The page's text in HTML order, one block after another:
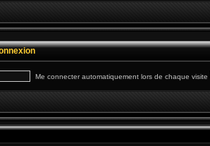
Me connecter automatiquement lors de chaque visite